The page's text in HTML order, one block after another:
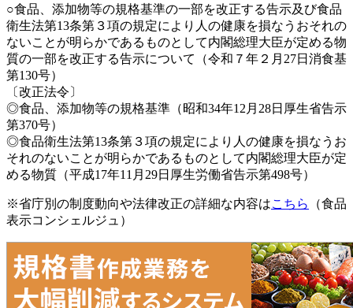
○食品、添加物等の規格基準の一部を改正する告示及び食品
衛生法第13条第３項の規定により人の健康を損なうおそれの
ないことが明らかであるものとして内閣総理大臣が定める物
質の一部を改正する告示について（令和７年２月27日消食基
第130号）
〔改正法令〕
◎食品、添加物等の規格基準（昭和34年12月28日厚生省告示
第370号）
◎食品衛生法第13条第３項の規定により人の健康を損なうお
それのないことが明らかであるものとして内閣総理大臣が定
める物質（平成17年11月29日厚生労働省告示第498号）
※省庁別の制度動向や法律改正の詳細な内容はこちら
（食品
表示コンシェルジュ）